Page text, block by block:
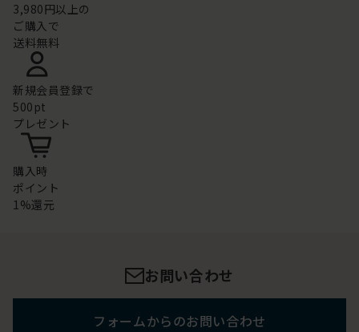
3,980円以上の
ご購入で
送料無料
新規会員登録で
500pt
プレゼント
購入時
ポイント
1%還元
お問い合わせ
フォームからのお問い合わせ